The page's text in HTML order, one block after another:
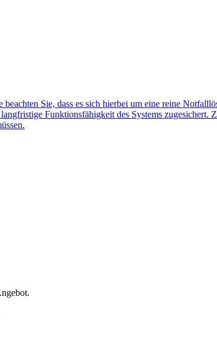
Sie, dass es sich hierbei um eine reine
Funktionsfähigkeit des Systems zugesichert.